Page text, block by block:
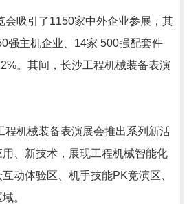
会吸引了1150家中外企业参展，其
强主机企业、14家 500强配套件
。其间，长沙工程机械装备表演
程机械装备表演展会推出系列新活
、新技术，展现工程机械智能化
动体验区、机手技能PK竞演区、
。